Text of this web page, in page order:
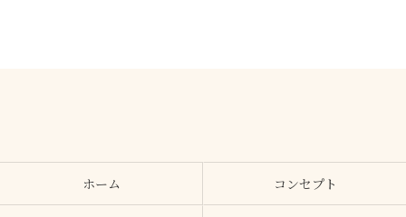
ホーム コンセプト